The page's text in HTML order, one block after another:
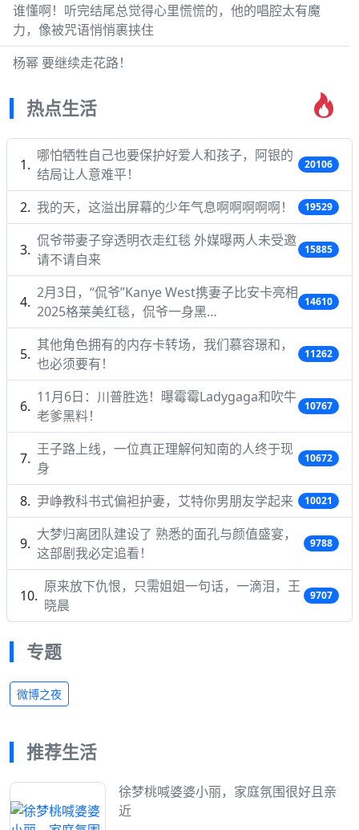
谁懂啊！听完结尾总觉得心里慌慌的，他的唱腔太有魔
力，像被咒语悄悄裹挟住
杨幂 要继续走花路！
热点生活
哪怕牺牲自己也要保护好爱人和孩子，阿银的
结局让人意难平！
20106
我的天，这溢出屏幕的少年气息啊啊啊啊啊！ 19529
侃爷带妻子穿透明衣走红毯 外媒曝两人未受邀
请不请自来
15885
2月3日，“侃爷”Kanye West携妻子比安卡亮相
2025格莱美红毯，侃爷一身黑…
14610
其他角色拥有的内存卡转场，我们慕容璟和，
也必须要有！
11262
11月6日：川普胜选！曝霉霉Ladygaga和吹牛
老爹黑料！
10767
王子路上线，一位真正理解何知南的人终于现
身
10672
尹峥教科书式偏袒护妻，艾特你男朋友学起来 10021
大梦归离团队建设了 熟悉的面孔与颜值盛宴，
这部剧我必定追看！
9788
原来放下仇恨，只需姐姐一句话，一滴泪，王
晓晨
9707
专题
微博之夜
推荐生活
徐梦桃喊婆婆小丽，家庭氛围很好且亲
近